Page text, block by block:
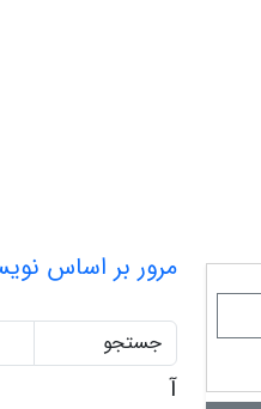
مرور بر اساس
جستجو
آ